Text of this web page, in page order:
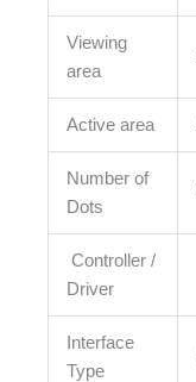
Viewing
area
Active area
Number of
Dots
Controller /
Driver
Interface
Type